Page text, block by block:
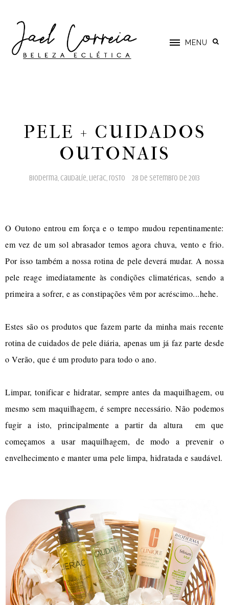
MENU
PELE + CUIDADOS
OUTONAIS
bioderma, caudalíe, lierac, rosto 28 de setembro de 2013
O Outono entrou em força e o tempo mudou repentinamente:
em vez de um sol abrasador temos agora chuva, vento e frio.
Por isso também a nossa rotina de pele deverá mudar. A nossa
pele reage imediatamente às condições climatéricas, sendo a
primeira a sofrer, e as constipações vêm por acréscimo...hehe.
Estes são os produtos que fazem parte da minha mais recente
rotina de cuidados de pele diária, apenas um já faz parte desde
o Verão, que é um produto para todo o ano.
Limpar, tonificar e hidratar, sempre antes da maquilhagem, ou
mesmo sem maquilhagem, é sempre necessário. Não podemos
fugir a isto, principalmente a partir da altura em que
começamos a usar maquilhagem, de modo a prevenir o
envelhecimento e manter uma pele limpa, hidratada e saudável.